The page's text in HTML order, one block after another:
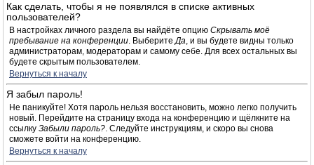
Как сделать, чтобы я не появлялся в списке активных
пользователей?
В настройках личного раздела вы найдёте опцию Скрывать моё
пребывание на конференции. ВыберитеДа, и вы будете видны только
администраторам, модераторам и самому себе. Для всех остальных вы
будете скрытым пользователем.
Вернуться к началу
Я забыл пароль!
Не паникуйте! Хотя пароль нельзя восстановить, можно легко получить
новый. Перейдите на страницу входа на конференцию и щёлкните на
ссылку Забыли пароль?. Следуйте инструкциям, и скоро вы снова
сможете войти на конференцию.
Вернуться к началу